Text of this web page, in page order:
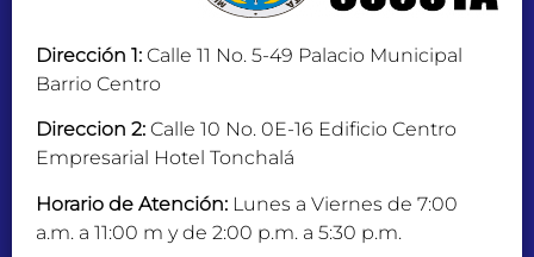
Dirección 1: Calle 11 No. 5-49 Palacio Municipal
Barrio Centro
Direccion 2: Calle 10 No. 0E-16 Edificio Centro
Empresarial Hotel Tonchalá
Horario de Atención: Lunes a Viernes de 7:00
a.m. a 11:00 m y de 2:00 p.m. a 5:30 p.m.